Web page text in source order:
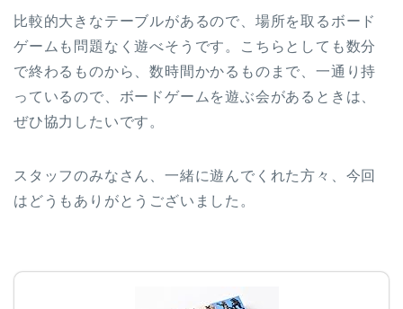
比較的大きなテーブルがあるので、場所を取るボード
ゲームも問題なく遊べそうです。こちらとしても数分
で終わるものから、数時間かかるものまで、一通り持
っているので、ボードゲームを遊ぶ会があるときは、
ぜひ協力したいです。
スタッフのみなさん、一緒に遊んでくれた方々、今回
はどうもありがとうございました。